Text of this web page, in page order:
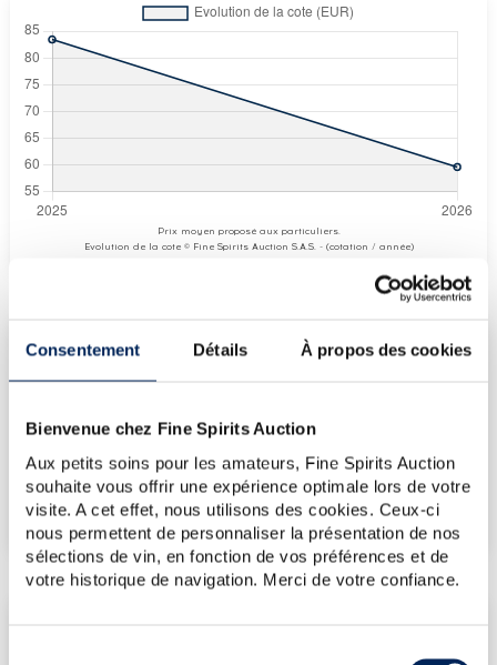
Consentement Détails À propos des cookies
Bienvenue chez Fine Spirits Auction
Aux petits soins pour les amateurs, Fine Spirits Auction
souhaite vous offrir une expérience optimale lors de votre
visite. A cet effet, nous utilisons des cookies. Ceux-ci
nous permettent de personnaliser la présentation de nos
sélections de vin, en fonction de vos préférences et de
votre historique de navigation. Merci de votre confiance.
Prix moyen proposé aux particuliers.
Evolution de la cote © Fine Spirits Auction S.A.S. - (cotation / année)
COTE ACTUELLE
60€
107 € (plus haut annuel)
60€ (plus bas annuel)